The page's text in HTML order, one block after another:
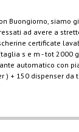
on Buongiorno, siamo
ad avere a
certificate
s e m - tot 2000
automatico con
) + 150 dispenser da